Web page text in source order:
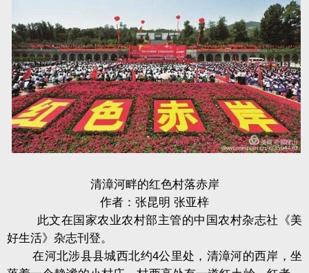
清漳河畔的红色村落赤岸
作者：张昆明 张亚梓
此文在国家农业农村部主管的中国农村杂志社《美
好生活》杂志刊登。
在河北涉县县城西北约4公里处，清漳河的西岸，坐